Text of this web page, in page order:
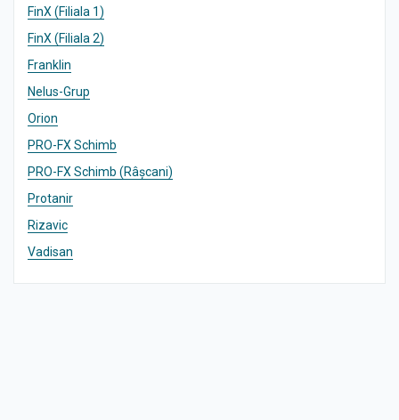
FinX (Filiala 1)
FinX (Filiala 2)
Franklin
Nelus-Grup
Orion
PRO-FX Schimb
PRO-FX Schimb (Râșcani)
Protanir
Rizavic
Vadisan